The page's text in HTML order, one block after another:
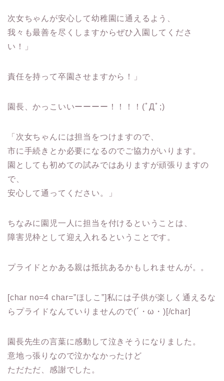
次女ちゃんが安心して幼稚園に通えるよう、
我々も最善を尽くしますからぜひ入園してくださ
い！」
責任を持って卒園 させますから！」
園長、かっこいいーーーー！！！！(ﾟДﾟ;)
「 次女ちゃんには担当 をつけますので、
市に手続きとか必要になるのでご協力がいります。
園としても初めての試みではありますが頑張りますの
で、
安心して通ってください。」
ちなみに園児一人に担当を付けるということは、
障害児枠として迎え入れる ということです。
プライドとかある親は抵抗あるかもしれませんが。。
[char no=4 char=”ほしこ”]私には子供が楽しく通えるな
らプライドなんていりませんので(´・ω・)[/char]
園長先生の言葉に感動して泣きそうになりました。
意地っ張りなので泣かなかったけど
ただただ、感謝でした。